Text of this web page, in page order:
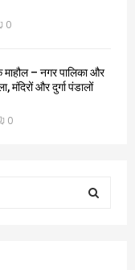
0
माहौल – नगर पालिका और
मंदिरों और दुर्गा पंडालों
0